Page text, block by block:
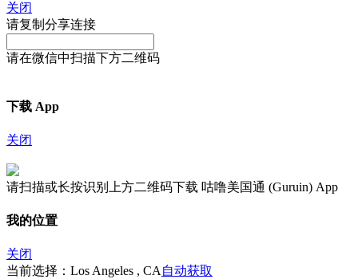
关闭
请复制分享连接
请在微信中扫描下方二维码
下载 App
关闭
请扫描或长按识别上方二维码下载 咕噜美国通 (Guruin) App
我的位置
关闭
当前选择：Los Angeles , CA 自动获取